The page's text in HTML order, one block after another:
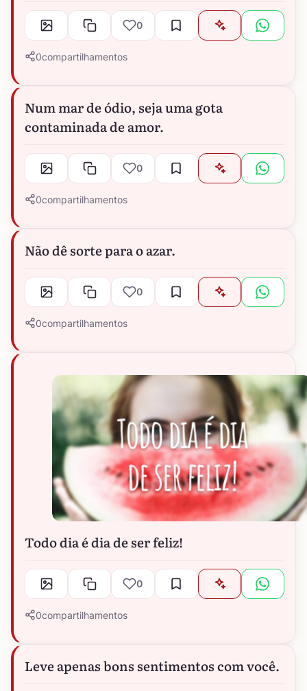
0
0compartilhamentos
Num mar de ódio, seja uma gota
contaminada de amor.
0
0compartilhamentos
Não dê sorte para o azar.
0
0compartilhamentos
Todo dia é dia de ser feliz!
0
0compartilhamentos
Leve apenas bons sentimentos com você.